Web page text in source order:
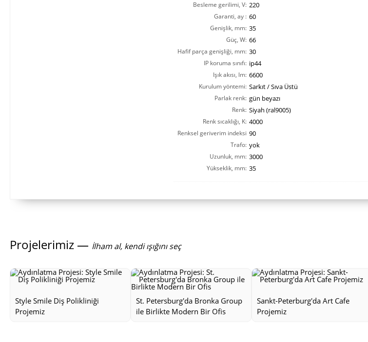
Besleme gerilimi, V: 220
Garanti, ay : 60
Genişlik, mm: 35
Güç, W: 66
Hafif parça genişliği, mm: 30
IP koruma sınıfı: ip44
Işık akısı, lm: 6600
Kurulum yöntemi: Sarkıt / Sıva Üstü
Parlak renk: gün beyazı
Renk: Siyah (ral9005)
Renk sıcaklığı, K: 4000
Renksel geriverim indeksi
CRI(Ra):
90
Trafo: yok
Uzunluk, mm: 3000
Yükseklik, mm: 35
Projelerimiz — İlham al, kendi ışığını seç
Style Smile Diş Polikliniği
Projemiz
St. Petersburg'da Bronka Group
ile Birlikte Modern Bir Ofis
Sankt-Peterburg'da Art Cafe
Projemiz